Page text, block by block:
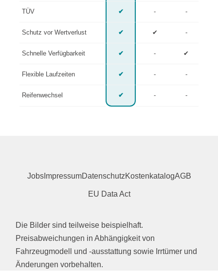
TÜV ✔ - -
Schutz vor Wertverlust ✔ ✔ -
Schnelle Verfügbarkeit ✔ - ✔
Flexible Laufzeiten ✔ - -
Reifenwechsel ✔ - -
JobsImpressumDatenschutzKostenkatalogAGB
EU Data Act
Die Bilder sind teilweise beispielhaft.
Preisabweichungen in Abhängigkeit von
Fahrzeugmodell und -ausstattung sowie Irrtümer und
Änderungen vorbehalten.